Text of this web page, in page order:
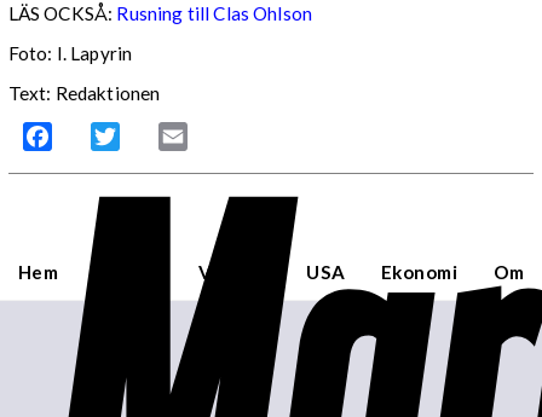
LÄS OCKSÅ: Rusning till Clas Ohlson
Foto: I. Lapyrin
Text: Redaktionen
Facebook Twitter
Hem Världen USA Ekonomi Om